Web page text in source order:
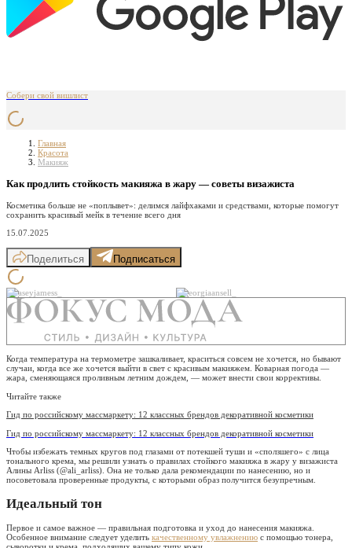
Собери свой вишлист
Главная
Красота
Макияж
Как продлить стойкость макияжа в жару — советы визажиста
Косметика больше не «поплывет»: делимся лайфхаками и средствами, которые помогут
сохранить красивый мейк в течение всего дня
15.07.2025
Поделиться Подписаться
@caseyjamess_ @georgiaansell_
Когда температура на термометре зашкаливает, краситься совсем не хочется, но бывают
случаи, когда все же хочется выйти в свет с красивым макияжем. Коварная погода —
жара, сменяющаяся проливным летним дождем, — может внести свои коррективы.
Читайте также
Гид по российскому массмаркету: 12 классных брендов декоративной косметики
Гид по российскому массмаркету: 12 классных брендов декоративной косметики
Чтобы избежать темных кругов под глазами от потекшей туши и «сползшего» с лица
тонального крема, мы решили узнать о правилах стойкого макияжа в жару у визажиста
Алины Arliss (@ali_arliss). Она не только дала рекомендации по нанесению, но и
посоветовала проверенные продукты, с которыми образ получится безупречным.
Идеальный тон
Первое и самое важное — правильная подготовка и уход до нанесения макияжа.
Особенное внимание следует уделить качественному увлажнению с помощью тонера,